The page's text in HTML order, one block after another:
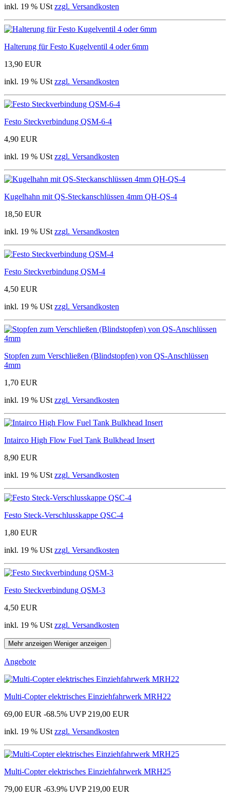
inkl. 19 % USt zzgl. Versandkosten
Halterung für Festo Kugelventil 4 oder 6mm
13,90 EUR
inkl. 19 % USt zzgl. Versandkosten
Festo Steckverbindung QSM-6-4
4,90 EUR
inkl. 19 % USt zzgl. Versandkosten
Kugelhahn mit QS-Steckanschlüssen 4mm QH-QS-4
18,50 EUR
inkl. 19 % USt zzgl. Versandkosten
Festo Steckverbindung QSM-4
4,50 EUR
inkl. 19 % USt zzgl. Versandkosten
Stopfen zum Verschließen (Blindstopfen) von QS-Anschlüssen
4mm
1,70 EUR
inkl. 19 % USt zzgl. Versandkosten
Intairco High Flow Fuel Tank Bulkhead Insert
8,90 EUR
inkl. 19 % USt zzgl. Versandkosten
Festo Steck-Verschlusskappe QSC-4
1,80 EUR
inkl. 19 % USt zzgl. Versandkosten
Festo Steckverbindung QSM-3
4,50 EUR
inkl. 19 % USt zzgl. Versandkosten
Mehr anzeigen Weniger anzeigen
Angebote
Multi-Copter elektrisches Einziehfahrwerk MRH22
69,00 EUR -68.5% UVP 219,00 EUR
inkl. 19 % USt zzgl. Versandkosten
Multi-Copter elektrisches Einziehfahrwerk MRH25
79,00 EUR -63.9% UVP 219,00 EUR